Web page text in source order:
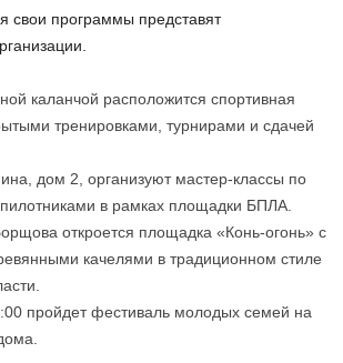
свои программы представят
каланчой расположится спортивная
тренировками, турнирами и сдачей
дом 2, организуют мастер-классы по
в рамках площадки БПЛА.
откроется площадка «Конь-огонь» с
качелями в традиционном стиле
пройдет фестиваль молодых семей на